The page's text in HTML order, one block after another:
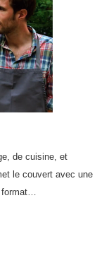
de cuisine, et
le couvert avec une